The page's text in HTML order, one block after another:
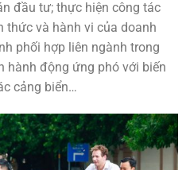
đầu tư; thực hiện công tác
thức và hành vi của doanh
phối hợp liên ngành trong
hành động ứng phó với biến
cảng biển…